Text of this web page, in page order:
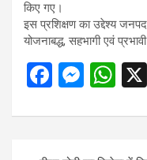
किए गए।
इस प्रशिक्षण का उद्देश्य
योजनाबद्ध, सहभागी एवं
F
ce
M
se
W
at
Post